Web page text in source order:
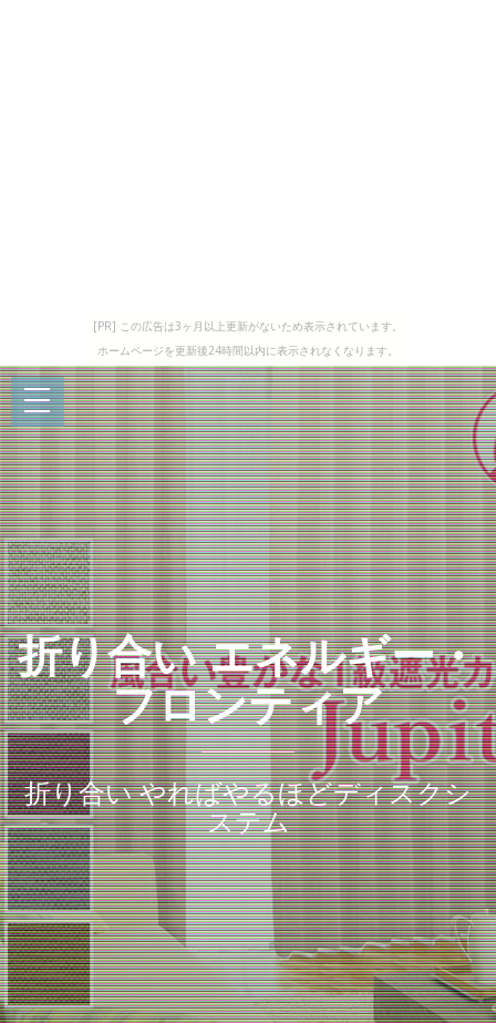
[PR] この広告は3ヶ月以上更新がないため表示されています。
ホームページを更新後24時間以内に表示されなくなります。
折り合い エネルギー・
フロンティア
折り合い やればやるほどディスクシ
ステム